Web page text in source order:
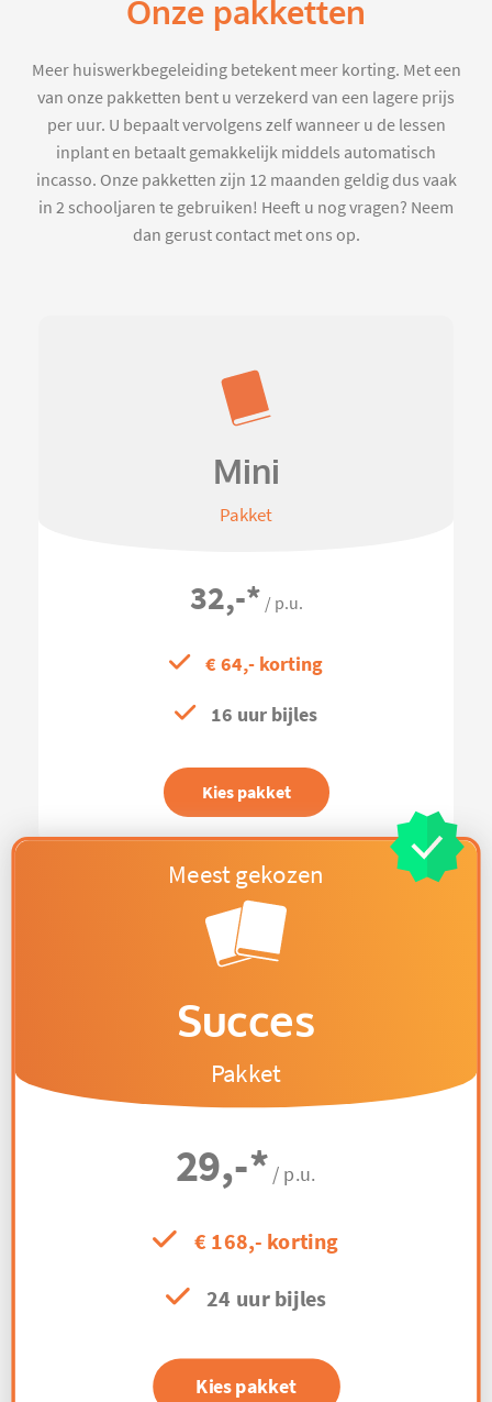
Onze pakketten
Meer huiswerkbegeleiding betekent meer korting. Met een
van onze pakketten bent u verzekerd van een lagere prijs
per uur. U bepaalt vervolgens zelf wanneer u de lessen
inplant en betaalt gemakkelijk middels automatisch
incasso. Onze pakketten zijn 12 maanden geldig dus vaak
in 2 schooljaren te gebruiken! Heeft u nog vragen? Neem
dan gerust contact met ons op.
Mini
Pakket
32,-* / p.u.
€ 64,- korting
16 uur bijles
Kies pakket
Succes
Pakket
29,-* / p.u.
€ 168,- korting
24 uur bijles
Kies pakket